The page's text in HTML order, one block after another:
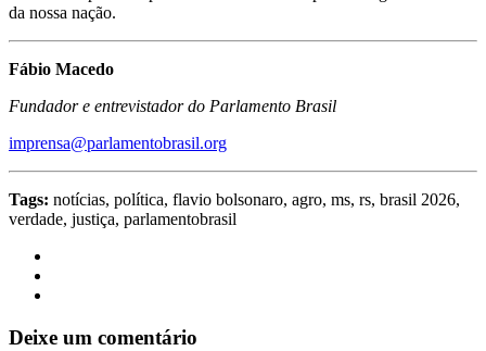
da nossa nação.
Fábio Macedo
Fundador e entrevistador do Parlamento Brasil
imprensa@parlamentobrasil.org
Tags: notícias, política, flavio bolsonaro, agro, ms, rs, brasil 2026,
verdade, justiça, parlamentobrasil
Deixe um comentário